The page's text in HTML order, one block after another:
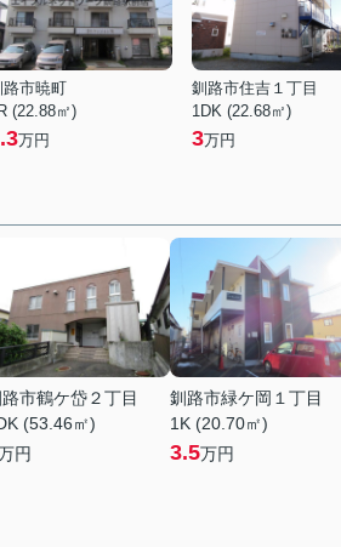
路市暁町
(22.88㎡)
万円
釧路市住吉１丁目
1DK (22.68㎡)
3万円
市鶴ケ岱２丁目
(53.46㎡)
円
釧路市緑ケ岡１丁目
1K (20.70㎡)
3.5万円